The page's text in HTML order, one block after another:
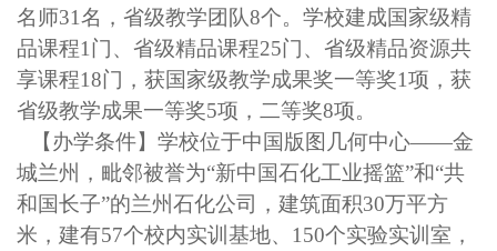
名师31名，省级教学团队8个。学校建成国家级精
品课程1门、省级精品课程25门、省级精品资源共
享课程18门，获国家级教学成果奖一等奖1项，获
省级教学成果一等奖5项，二等奖8项。
【办学条件】学校位于中国版图几何中心——金
城兰州，毗邻被誉为“新中国石化工业摇篮”和“共
和国长子”的兰州石化公司，建筑面积30万平方
米，建有57个校内实训基地、150个实验实训室，